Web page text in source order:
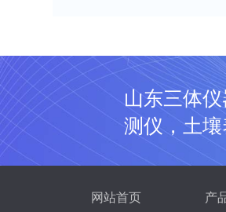
山东三体
测仪，土
网站首页 产